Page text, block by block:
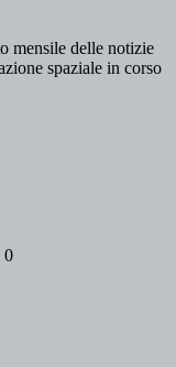
mensile delle notizie
spaziale in corso
0